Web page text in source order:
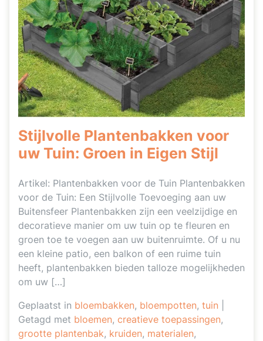
Stijlvolle Plantenbakken voor
uw Tuin: Groen in Eigen Stijl
Artikel: Plantenbakken voor de Tuin Plantenbakken
voor de Tuin: Een Stijlvolle Toevoeging aan uw
Buitensfeer Plantenbakken zijn een veelzijdige en
decoratieve manier om uw tuin op te fleuren en
groen toe te voegen aan uw buitenruimte. Of u nu
een kleine patio, een balkon of een ruime tuin
heeft, plantenbakken bieden talloze mogelijkheden
om uw […]
Geplaatst in bloembakken, bloempotten, tuin
Getagd met bloemen, creatieve toepassingen,
grootte plantenbak, kruiden, materialen,